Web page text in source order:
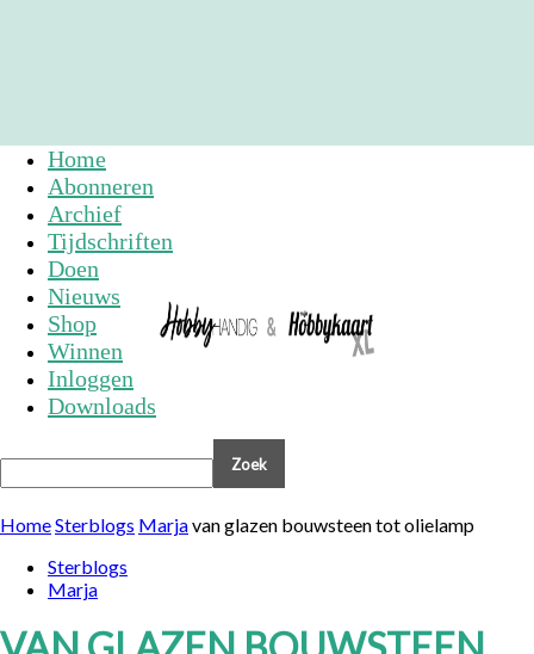
Home
Abonneren
Archief
Tijdschriften
Doen
Nieuws
Shop
Winnen
Inloggen
Downloads
HomeSterblogs Marjavan glazen bouwsteen tot olielamp
Sterblogs
Marja